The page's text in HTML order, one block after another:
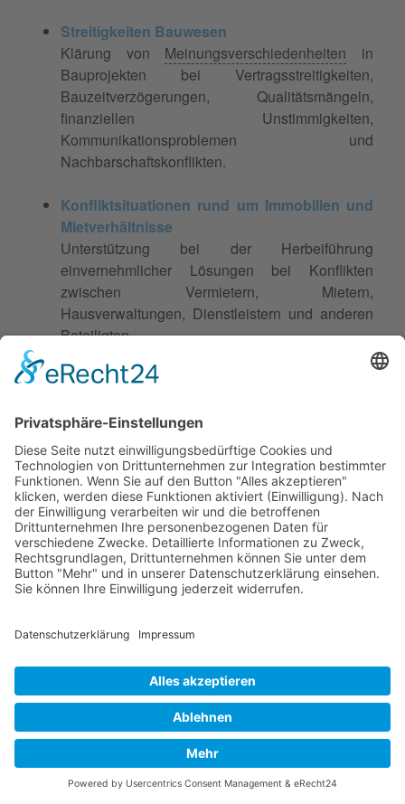
Streitigkeiten Bauwesen
Klärung von Meinungsverschiedenheiten in
Bauprojekten bei Vertragsstreitigkeiten,
Bauzeitverzögerungen, Qualitätsmängeln,
finanziellen Unstimmigkeiten,
Kommunikationsproblemen und
Nachbarschaftskonflikten.
Konfliktsituationen rund um Immobilien und
Mietverhältnisse
Unterstützung bei der Herbeiführung
einvernehmlicher Lösungen bei Konflikten
zwischen Vermietern, Mietern,
Hausverwaltungen, Dienstleistern und anderen
Beteiligten.
Natürlich biete ich ebenfalls Beratung, Coaching und
Mediation zielt darauf ab, für komplizierte Situationen
präzise Lösungen zu finden und die Zukunft aktiv zu
gestalten. Wenn alle Konfliktparteien bereit sind, ihre
Situation gemeinsam zu analysieren, können
eigenständige und zukunftsgerichtete Lösungen
entstehen. Hinter jeder starren Haltung stecken
Anliegen, Werte und Emotionen der Beteiligten. Nur
durch das Verständnis der unterschiedlichen
Hintergründe aller Konfliktparteien können neue
zukunftsorientierte Lösungen ermöglichen. Aus
alle Konflikte anwendbar. Kontaktieren Sie mich
einfach und gemeinsam werden wir entscheiden, ob
ich Ihnen weiterhelfen kann.
Wirkungskreis